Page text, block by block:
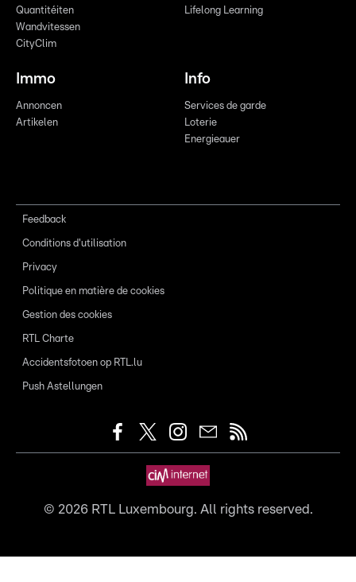
Quantitéiten
Wandvitessen
CityClim
Lifelong Learning
Immo
Annoncen
Artikelen
Info
Services de garde
Loterie
Energieauer
Feedback
Conditions d'utilisation
Privacy
Politique en matière de cookies
Gestion des cookies
RTL Charte
Accidentsfotoen op RTL.lu
Push Astellungen
© 2026RTL Luxembourg. All rights reserved.